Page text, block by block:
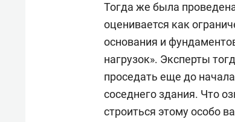
Тогда же была
оценивается как
основания и
нагрузок». Эксперты
проседать еще до
соседнего здания. Что
строиться этому особо